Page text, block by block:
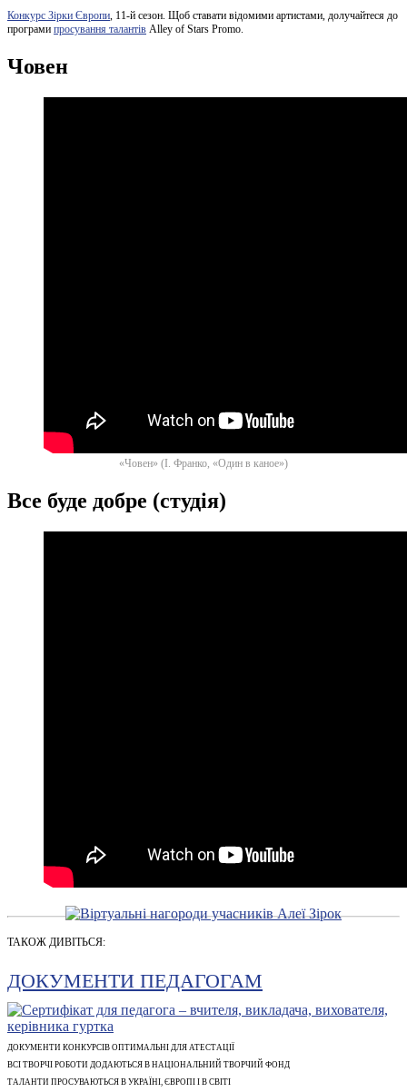
Конкурс Зірки Європи, 11-й сезон. Щоб ставати відомими артистами, долучайтеся до
програми просування талантів Alley of Stars Promo.
Човен
«Човен» (І. Франко, «Один в каное»)
Все буде добре (студія)
ТАКОЖ ДИВІТЬСЯ:
ДОКУМЕНТИ ПЕДАГОГАМ
ДОКУМЕНТИ КОНКУРСІВ ОПТИМАЛЬНІ ДЛЯ АТЕСТАЦІЇ
ВСІ ТВОРЧІ РОБОТИ ДОДАЮТЬСЯ В НАЦІОНАЛЬНИЙ ТВОРЧИЙ ФОНД
ТАЛАНТИ ПРОСУВАЮТЬСЯ В УКРАЇНІ, ЄВРОПІ І В СВІТІ